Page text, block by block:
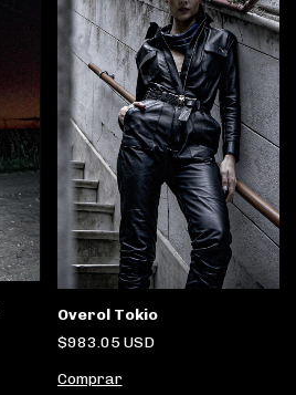
Overol Tokio
$983.05 USD
Comprar